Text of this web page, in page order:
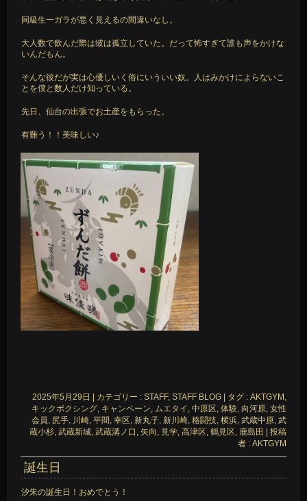
同級生一ガラが悪く見えるの間違いなし。
大人数で飲んだ際は彼は孤立していた。だって怖すぎて誰も声をかけな
いんだもん。
そんな彼だが実は心優しいく俗にいういい奴。人はみかけによらないこ
とを僕と数人だけ知っている。
先日、仙台の出張でお土産をもらった。
有難う！！美味しい♪
2025年5月29日 カテゴリー : STAFF, STAFF BLOG タグ : AKTGYM ,
キックボクシング, キャンペーン, ムエタイ , 中原区, 体験, 向河原, 女性
会員, 尻手, 川崎, 平間 , 幸区, 新丸子, 新川崎, 格闘技, 横浜, 武蔵中原, 武
蔵小杉, 武蔵新城, 武蔵溝ノ口 , 矢向 , 見学, 高津区, 鶴見区, 鹿島田
投稿
者 : AKTGYM
誕生日
汐朱の誕生日！おめでとう！